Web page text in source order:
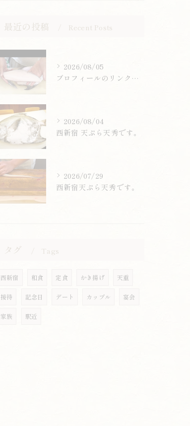
最近の投稿 Recent Posts
2026/08/05
プロフィールのリンクまたはお電話からお気軽にご予約ください。
2026/08/04
西新宿 天ぷら天秀です。
2026/07/29
西新宿天ぷら天秀です。
タグ Tags
西新宿 和食 定食 かき揚げ 天重
接待 記念日 デート カップル 宴会
家族 駅近